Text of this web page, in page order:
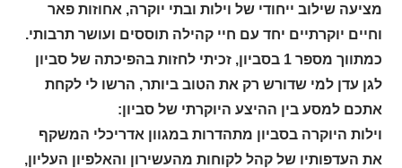
מציעה שילוב ייחודי של וילות ובתי יוקרה, אחוזות פאר
וחיים יוקרתיים יחד עם חיי קהילה תוססים ועושר תרבותי.
כמתווך מספר 1 בסביון, זכיתי לחזות בהפיכתה של סביון
לגן עדן למי שדורש רק את הטוב ביותר, הרשו לי לקחת
אתכם למסע בין ההיצע היוקרתי של סביון:
וילות היוקרה בסביון מתהדרות במגוון אדריכלי המשקף
את העדפותיו של קהל לקוחות מהעשירון והאלפיון העליון,